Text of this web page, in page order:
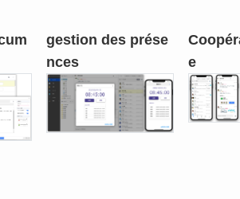
gestion des prése
nces
e